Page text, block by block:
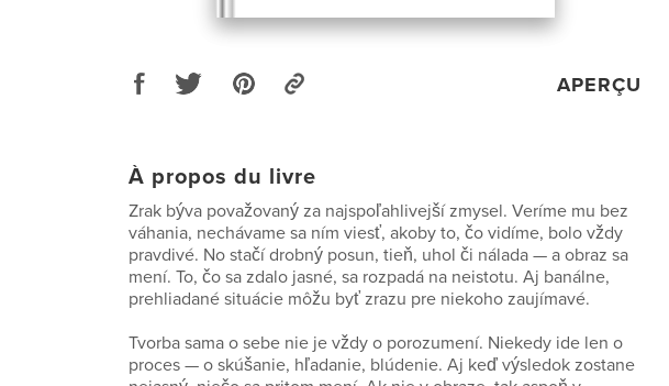
APERÇU
À propos du livre
Zrak býva považovaný za najspoľahlivejší zmysel. Veríme mu bez
váhania, nechávame sa ním viesť, akoby to, čo vidíme, bolo vždy
pravdivé. No stačí drobný posun, tieň, uhol či nálada — a obraz sa
mení. To, čo sa zdalo jasné, sa rozpadá na neistotu. Aj banálne,
prehliadané situácie môžu byť zrazu pre niekoho zaujímavé.
Tvorba sama o sebe nie je vždy o porozumení. Niekedy ide len o
proces — o skúšanie, hľadanie, blúdenie. Aj keď výsledok zostane